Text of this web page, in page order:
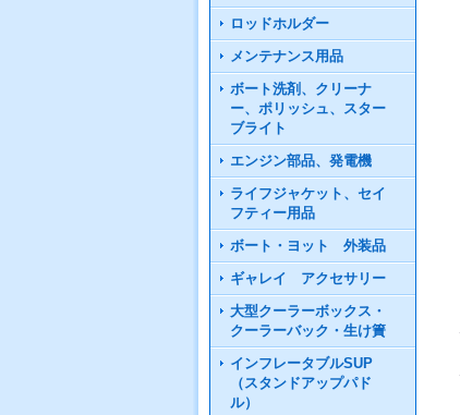
ロッドホルダー
メンテナンス用品
ボート洗剤、クリーナ
ー、ポリッシュ、スター
ブライト
エンジン部品、発電機
ライフジャケット、セイ
フティー用品
ボート・ヨット 外装品
ギャレイ アクセサリー
大型クーラーボックス・
クーラーバック・生け簀
インフレータブルSUP
（スタンドアップパド
ル）